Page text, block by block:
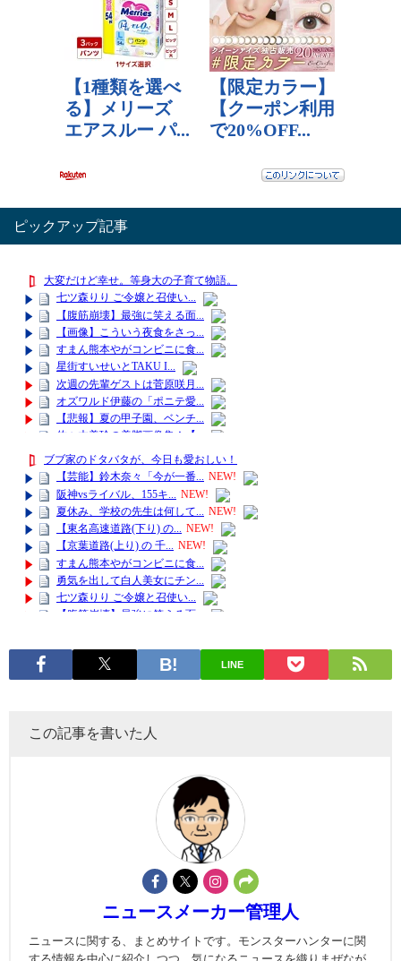
ピックアップ記事
LINE
この記事を書いた人
ニュースメーカー管理人
ニュースに関する、まとめサイトです。モンスターハンターに関